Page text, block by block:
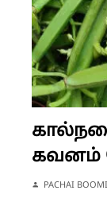
கவனம்
PACHAI BOOMI